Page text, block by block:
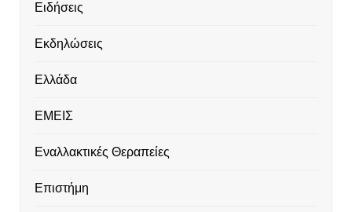
Ειδήσεις
Εκδηλώσεις
Ελλάδα
ΕΜΕΙΣ
Εναλλακτικές Θεραπείες
Επιστήμη